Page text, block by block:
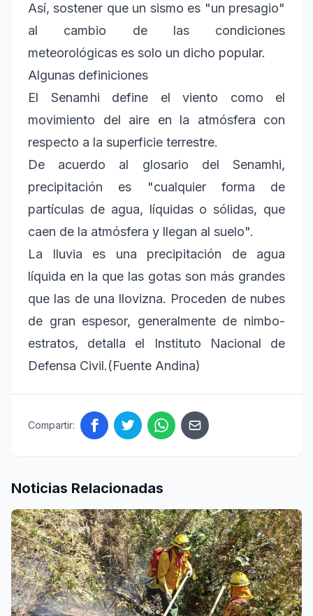
Así, sostener que un sismo es "un presagio"
al cambio de las condiciones
meteorológicas es solo un dicho popular.
Algunas definiciones
El Senamhi define el viento como el
movimiento del aire en la atmósfera con
respecto a la superficie terrestre.
De acuerdo al glosario del Senamhi,
precipitación es "cualquier forma de
partículas de agua, líquidas o sólidas, que
caen de la atmósfera y llegan al suelo".
La lluvia es una precipitación de agua
líquida en la que las gotas son más grandes
que las de una llovizna. Proceden de nubes
de gran espesor, generalmente de nimbo-
estratos, detalla el Instituto Nacional de
Defensa Civil.(Fuente Andina)
Compartir:
Noticias Relacionadas